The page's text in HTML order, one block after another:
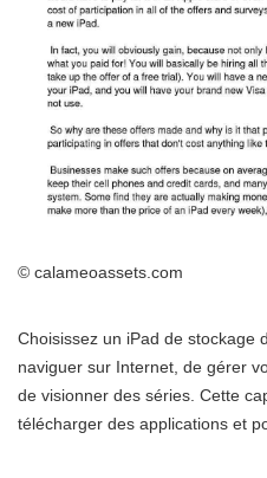
© calameoassets.com
Choisissez un iPad de stockage
naviguer sur Internet, de gérer
de visionner des séries. Cette
télécharger des applications et